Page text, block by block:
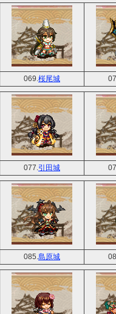
069. 桜尾城
077. 引田城
085. 島原城